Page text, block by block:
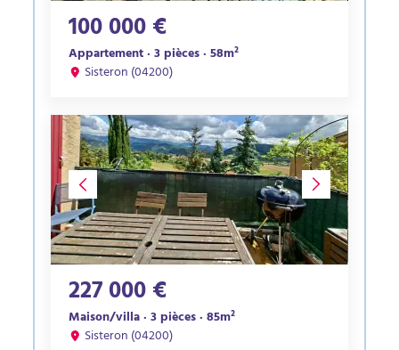
100 000 €
Appartement · 3 pièces · 58m²
Sisteron (04200)
227 000 €
Maison/villa · 3 pièces · 85m²
Sisteron (04200)